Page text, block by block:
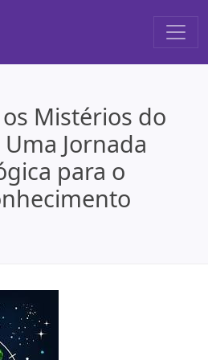
Mistérios do
Jornada
para o